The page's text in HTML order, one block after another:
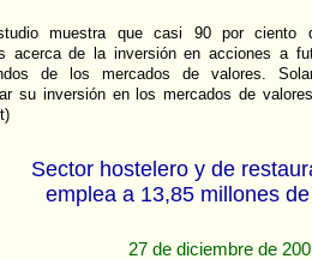
muestra que casi 90 por ciento
acerca de la inversión en acciones a
de los mercados de valores.
su inversión en los mercados de
Sector hostelero y de
emplea a 13,85 millones
27 de diciembre de